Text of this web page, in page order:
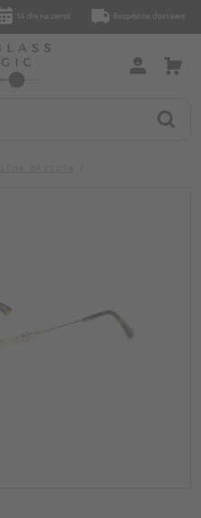
14 dni na zwrot Bezpłatna dostawa